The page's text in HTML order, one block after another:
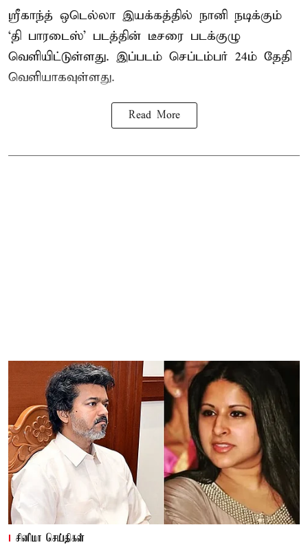
ஸ்ரீகாந்த் ஒடெல்லா இயக்கத்தில் நானி நடிக்கும்
‘தி பாரடைஸ்’ படத்தின் டீசரை படக்குழு
வெளியிட்டுள்ளது. இப்படம் செப்டம்பர் 24ம் தேதி
வெளியாகவுள்ளது.
Read More
சினிமா செய்திகள்